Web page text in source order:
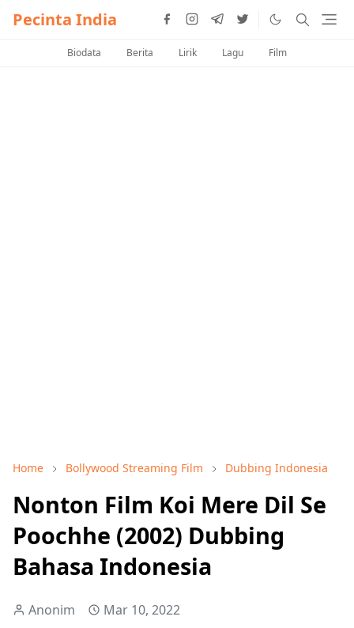
Pecinta India
Biodata Berita Lirik Lagu Film
Home Bollywood Streaming Film Dubbing Indonesia
Nonton Film Koi Mere Dil Se
Poochhe (2002) Dubbing
Bahasa Indonesia
Anonim Mar 10, 2022